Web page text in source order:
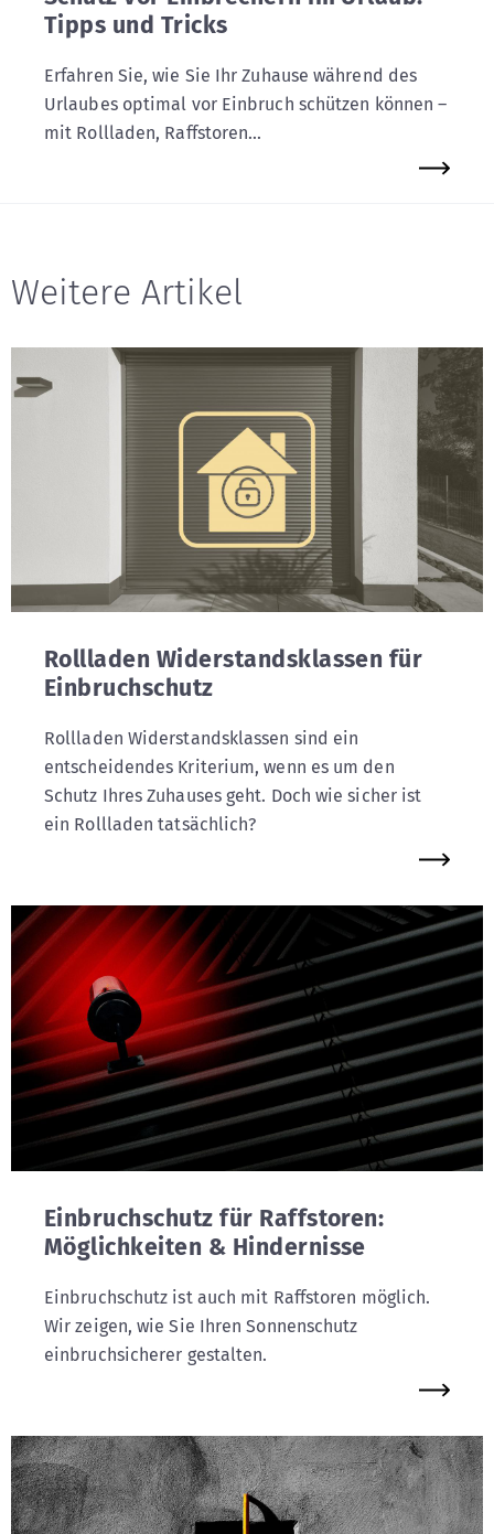
Tipps und Tricks
Erfahren Sie, wie Sie Ihr Zuhause während des
Urlaubes optimal vor Einbruch schützen können –
mit Rollladen, Raffstoren...
Weitere Artikel
Rollladen Widerstandsklassen für
Einbruchschutz
Rollladen Widerstandsklassen sind ein
entscheidendes Kriterium, wenn es um den
Schutz Ihres Zuhauses geht. Doch wie sicher ist
ein Rollladen tatsächlich?
Einbruchschutz für Raffstoren:
Möglichkeiten & Hindernisse
Einbruchschutz ist auch mit Raffstoren möglich.
Wir zeigen, wie Sie Ihren Sonnenschutz
einbruchsicherer gestalten.